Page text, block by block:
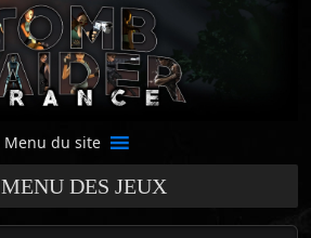
Menu du site
MENU DES JEUX